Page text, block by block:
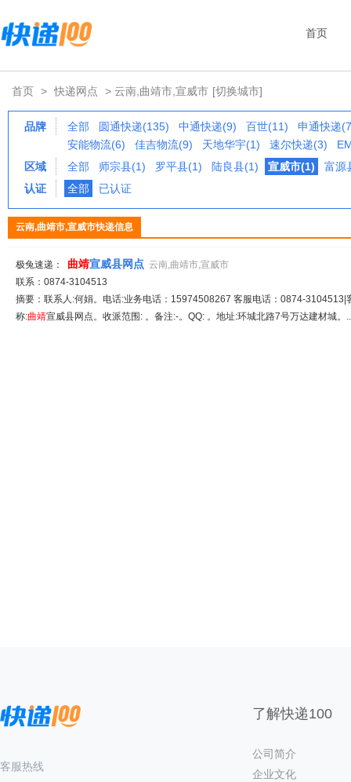
首页
首页 > 快递网点 > 云南,曲靖市,宣威市 [切换城市]
品牌 全部 圆通快递(135) 中通快递(9) 百世(11)
申通快递
安能物流(6)
佳吉物流(9) 天地华宇(1) 速尔快递(3)
区域
全部 师宗县(1) 罗平县(1) 陆良县(1) 宣威市(1)
富源
认证
全部 已认证
云南,曲靖市,宣威市快递信息
极兔速递： 曲靖宣威县网点 云南,曲靖市,宣威市
联系：0874-3104513
摘要：联系人:何娟。电话:业务电话：15974508267 客服电话：0874-
称:曲靖宣威县网点。收派范围: 。备注:-。QQ: 。地址:环城北路7号万达建材城
客服热线
了解快递100
公司简介
企业文化